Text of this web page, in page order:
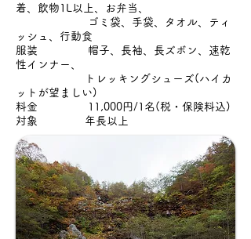
着、飲物1L以上、お弁当、
ゴミ袋、手袋、タオル、ティ
ッシュ、行動食
服装 帽子、長袖、長ズボン、速乾
性インナー、
トレッキングシューズ(ハイカ
ットが望ましい)
料金 11,000円/1名(税・保険料込)
対象 年長以上